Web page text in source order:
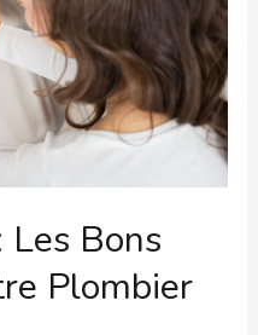
Les Bons
Plombier